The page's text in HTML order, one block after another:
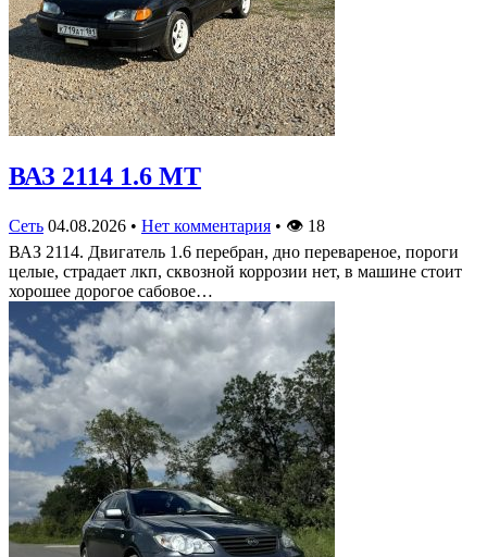
ВАЗ 2114 1.6 MT
Сеть 04.08.2026 • Нет комментария • 👁 18
ВАЗ 2114. Двигатель 1.6 перебран, дно перевареное, пороги
целые, страдает лкп, сквозной коррозии нет, в машине стоит
хорошее дорогое сабовое…